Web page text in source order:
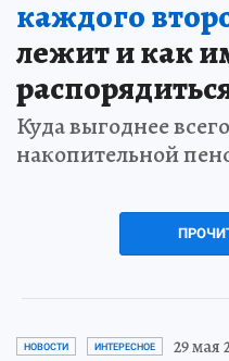
каждого
лежит и как
Куда выгоднее
накопительной
НОВОСТИ ИНТЕРЕСНОЕ 29 мая